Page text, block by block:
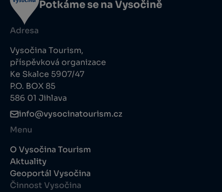
Potkáme se na Vysočině
Adresa
Vysočina Tourism,
příspěvková organizace
Ke Skalce 5907/47
P.O. BOX 85
586 01 Jihlava
info@vysocinatourism.cz
Menu
O Vysočina Tourism
Aktuality
Geoportál Vysočina
Činnost Vysočina